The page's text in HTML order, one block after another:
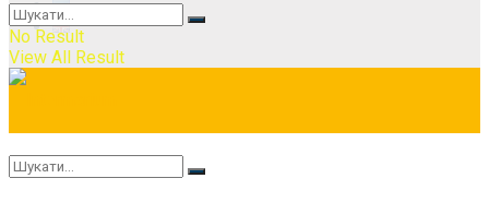
No Result
View All Result